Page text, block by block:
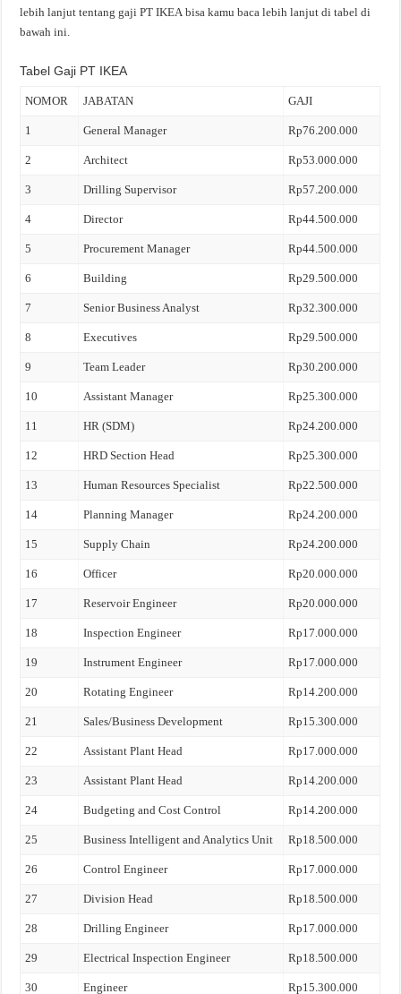
lebih lanjut tentang gaji PT IKEA bisa kamu baca lebih lanjut di tabel di
bawah ini.
Tabel Gaji PT IKEA
NOMOR JABATAN GAJI
1 General Manager Rp76.200.000
2 Architect Rp53.000.000
3 Drilling Supervisor Rp57.200.000
4 Director Rp44.500.000
5 Procurement Manager Rp44.500.000
6 Building Rp29.500.000
7 Senior Business Analyst Rp32.300.000
8 Executives Rp29.500.000
9 Team Leader Rp30.200.000
10 Assistant Manager Rp25.300.000
11 HR (SDM) Rp24.200.000
12 HRD Section Head Rp25.300.000
13 Human Resources Specialist Rp22.500.000
14 Planning Manager Rp24.200.000
15 Supply Chain Rp24.200.000
16 Officer Rp20.000.000
17 Reservoir Engineer Rp20.000.000
18 Inspection Engineer Rp17.000.000
19 Instrument Engineer Rp17.000.000
20 Rotating Engineer Rp14.200.000
21 Sales/Business Development Rp15.300.000
22 Assistant Plant Head Rp17.000.000
23 Assistant Plant Head Rp14.200.000
24 Budgeting and Cost Control Rp14.200.000
25 Business Intelligent and Analytics Unit Rp18.500.000
26 Control Engineer Rp17.000.000
27 Division Head Rp18.500.000
28 Drilling Engineer Rp17.000.000
29 Electrical Inspection Engineer Rp18.500.000
30 Engineer Rp15.300.000